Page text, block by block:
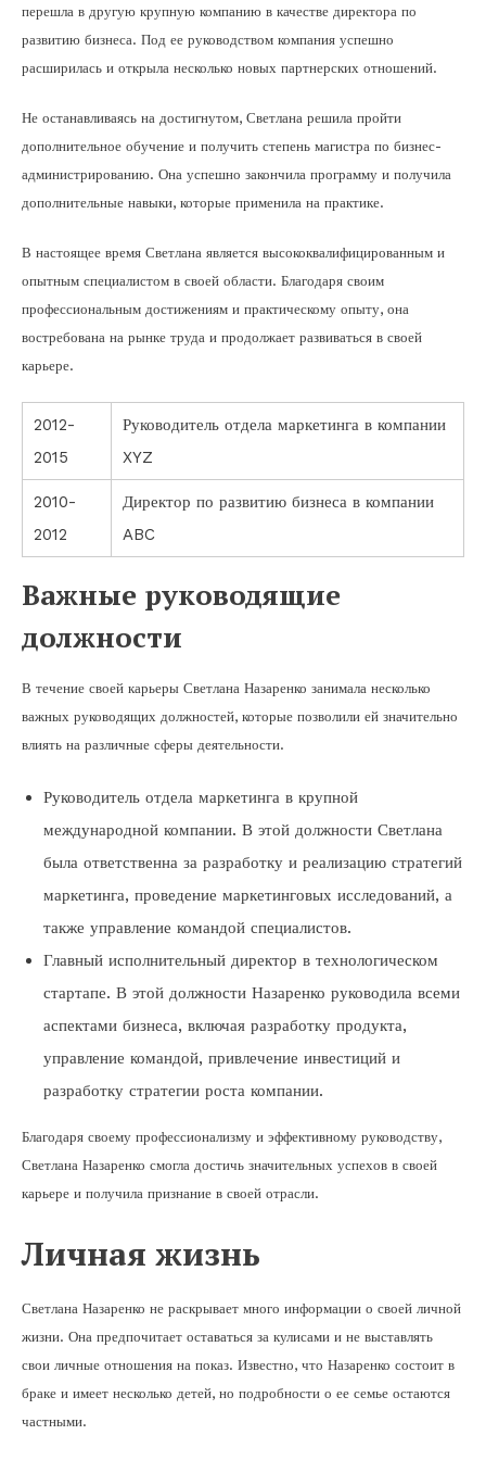
перешла в другую крупную компанию в качестве директора по
развитию бизнеса. Под ее руководством компания успешно
расширилась и открыла несколько новых партнерских отношений.
Не останавливаясь на достигнутом, Светлана решила пройти
дополнительное обучение и получить степень магистра по бизнес-
администрированию. Она успешно закончила программу и получила
дополнительные навыки, которые применила на практике.
В настоящее время Светлана является высококвалифицированным и
опытным специалистом в своей области. Благодаря своим
профессиональным достижениям и практическому опыту, она
востребована на рынке труда и продолжает развиваться в своей
карьере.
2012-
2015
Руководитель отдела маркетинга в компании
XYZ
2010-
2012
Директор по развитию бизнеса в компании
ABC
Важные руководящие
должности
В течение своей карьеры Светлана Назаренко занимала несколько
важных руководящих должностей, которые позволили ей значительно
влиять на различные сферы деятельности.
Руководитель отдела маркетинга в крупной
международной компании. В этой должности Светлана
была ответственна за разработку и реализацию стратегий
маркетинга, проведение маркетинговых исследований, а
также управление командой специалистов.
Главный исполнительный директор в технологическом
стартапе. В этой должности Назаренко руководила всеми
аспектами бизнеса, включая разработку продукта,
управление командой, привлечение инвестиций и
разработку стратегии роста компании.
Благодаря своему профессионализму и эффективному руководству,
Светлана Назаренко смогла достичь значительных успехов в своей
карьере и получила признание в своей отрасли.
Личная жизнь
Светлана Назаренко не раскрывает много информации о своей личной
жизни. Она предпочитает оставаться за кулисами и не выставлять
свои личные отношения на показ. Известно, что Назаренко состоит в
браке и имеет несколько детей, но подробности о ее семье остаются
частными.